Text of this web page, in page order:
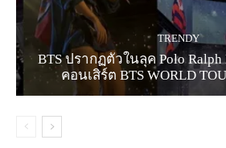
TRENDY
BTS ปรากฏตัวในลุค Polo Ralph
คอนเสิร์ต BTS WORLD